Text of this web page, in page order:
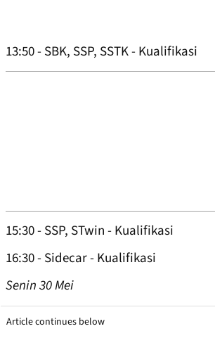
13:50 - SBK, SSP, SSTK - Kualifikasi
15:30 - SSP, STwin - Kualifikasi
16:30 - Sidecar - Kualifikasi
Senin 30 Mei
Article continues below